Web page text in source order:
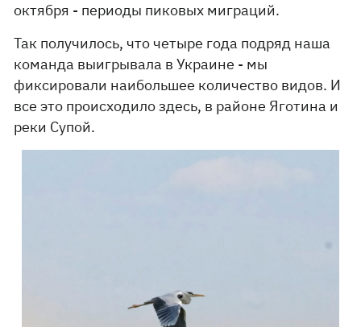
октября - периоды пиковых миграций.
Так получилось, что четыре года подряд наша
команда выигрывала в Украине - мы
фиксировали наибольшее количество видов. И
все это происходило здесь, в районе Яготина и
реки Супой.